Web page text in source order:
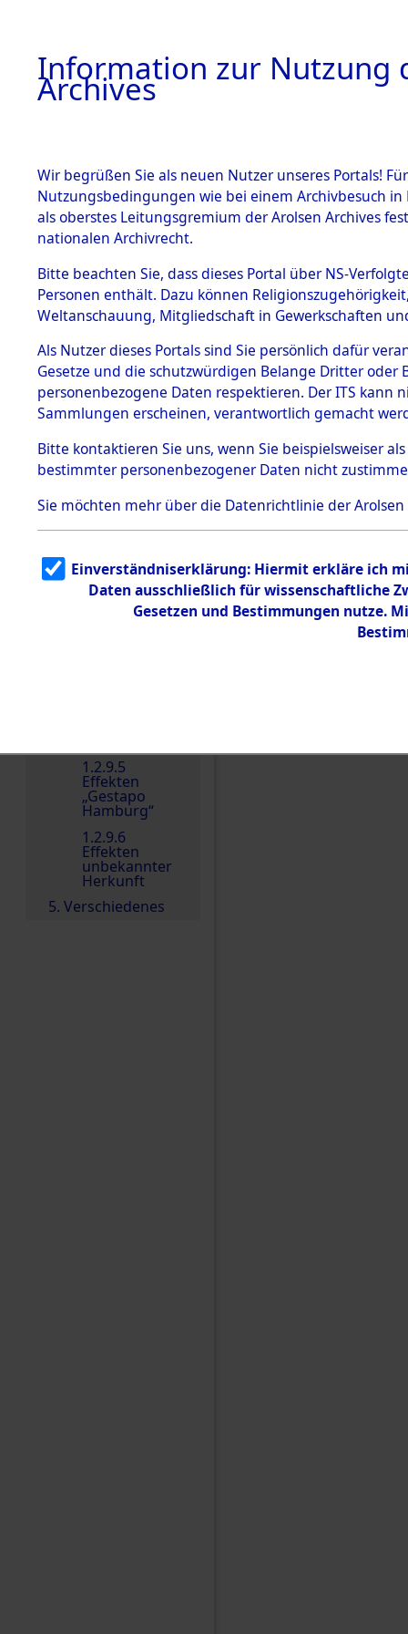
BESTÄNDE
1.
Inhaftierungsdoku
mente
1.2.9 Beim ITS
Effekten
1.2.9.1
Effekten aus
dem KZ
Dachau
1.2.9.2
Effekten aus
dem KZ
Bayerisches
1.2.9.3
Effekten aus
dem KZ
Neuengamm
1.2.9.5
Effekten
„Gestapo
Hamburg“
1.2.9.6
Effekten
unbekannter
Herkunft
5. Verschiedenes
0002
Einen Kommentar
Information zur Nutzung
Archives
Wir begrüßen Sie als neuen Nutzer unseres Portals!
Nutzungsbedingungen wie bei einem Archivbesuch
als oberstes Leitungsgremium der Arolsen Archives
nationalen Archivrecht.
Bitte beachten Sie, dass dieses Portal über NS-
Personen enthält. Dazu können
Weltanschauung, Mitgliedschaft in Gewerkschaften
Als Nutzer dieses Portals sind Sie persönlich dafür
Gesetze und die schutzwürdigen Belange Dritter
personenbezogene Daten respektieren. Der ITS
Sammlungen erscheinen, verantwortlich gemacht
Bitte kontaktieren Sie uns, wenn Sie beispielsweiser
bestimmter personenbezogener Daten nicht
Sie möchten mehr über die Datenrichtlinie der Arolsen
Einverständniserklärung: Hiermit erkläre ich
Daten ausschließlich für wissenschaftliche
Gesetzen und Bestimmungen nutze.